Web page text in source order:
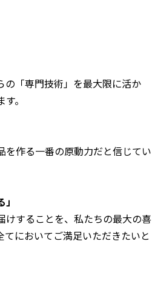
「専門技術」を最大限に活か
。
作る一番の原動力だと信じてい
けすることを、私たちの最大の喜
においてご満足いただきたいと